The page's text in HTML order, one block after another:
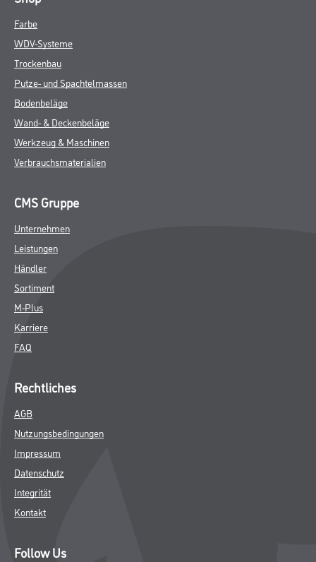
Farbe
WDV-Systeme
Trockenbau
Putze- und Spachtelmassen
Bodenbeläge
Wand- & Deckenbeläge
Werkzeug & Maschinen
Verbrauchsmaterialien
CMS Gruppe
Unternehmen
Leistungen
Händler
Sortiment
M-Plus
Karriere
FAQ
Rechtliches
AGB
Nutzungsbedingungen
Impressum
Datenschutz
Integrität
Kontakt
Follow Us